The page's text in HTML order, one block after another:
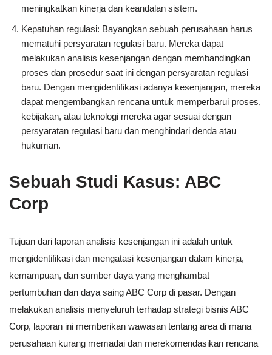
meningkatkan kinerja dan keandalan sistem.
Kepatuhan regulasi: Bayangkan sebuah perusahaan harus
mematuhi persyaratan regulasi baru. Mereka dapat
melakukan analisis kesenjangan dengan membandingkan
proses dan prosedur saat ini dengan persyaratan regulasi
baru. Dengan mengidentifikasi adanya kesenjangan, mereka
dapat mengembangkan rencana untuk memperbarui proses,
kebijakan, atau teknologi mereka agar sesuai dengan
persyaratan regulasi baru dan menghindari denda atau
hukuman.
Sebuah Studi Kasus: ABC
Corp
Tujuan dari laporan analisis kesenjangan ini adalah untuk
mengidentifikasi dan mengatasi kesenjangan dalam kinerja,
kemampuan, dan sumber daya yang menghambat
pertumbuhan dan daya saing ABC Corp di pasar. Dengan
melakukan analisis menyeluruh terhadap strategi bisnis ABC
Corp, laporan ini memberikan wawasan tentang area di mana
perusahaan kurang memadai dan merekomendasikan rencana